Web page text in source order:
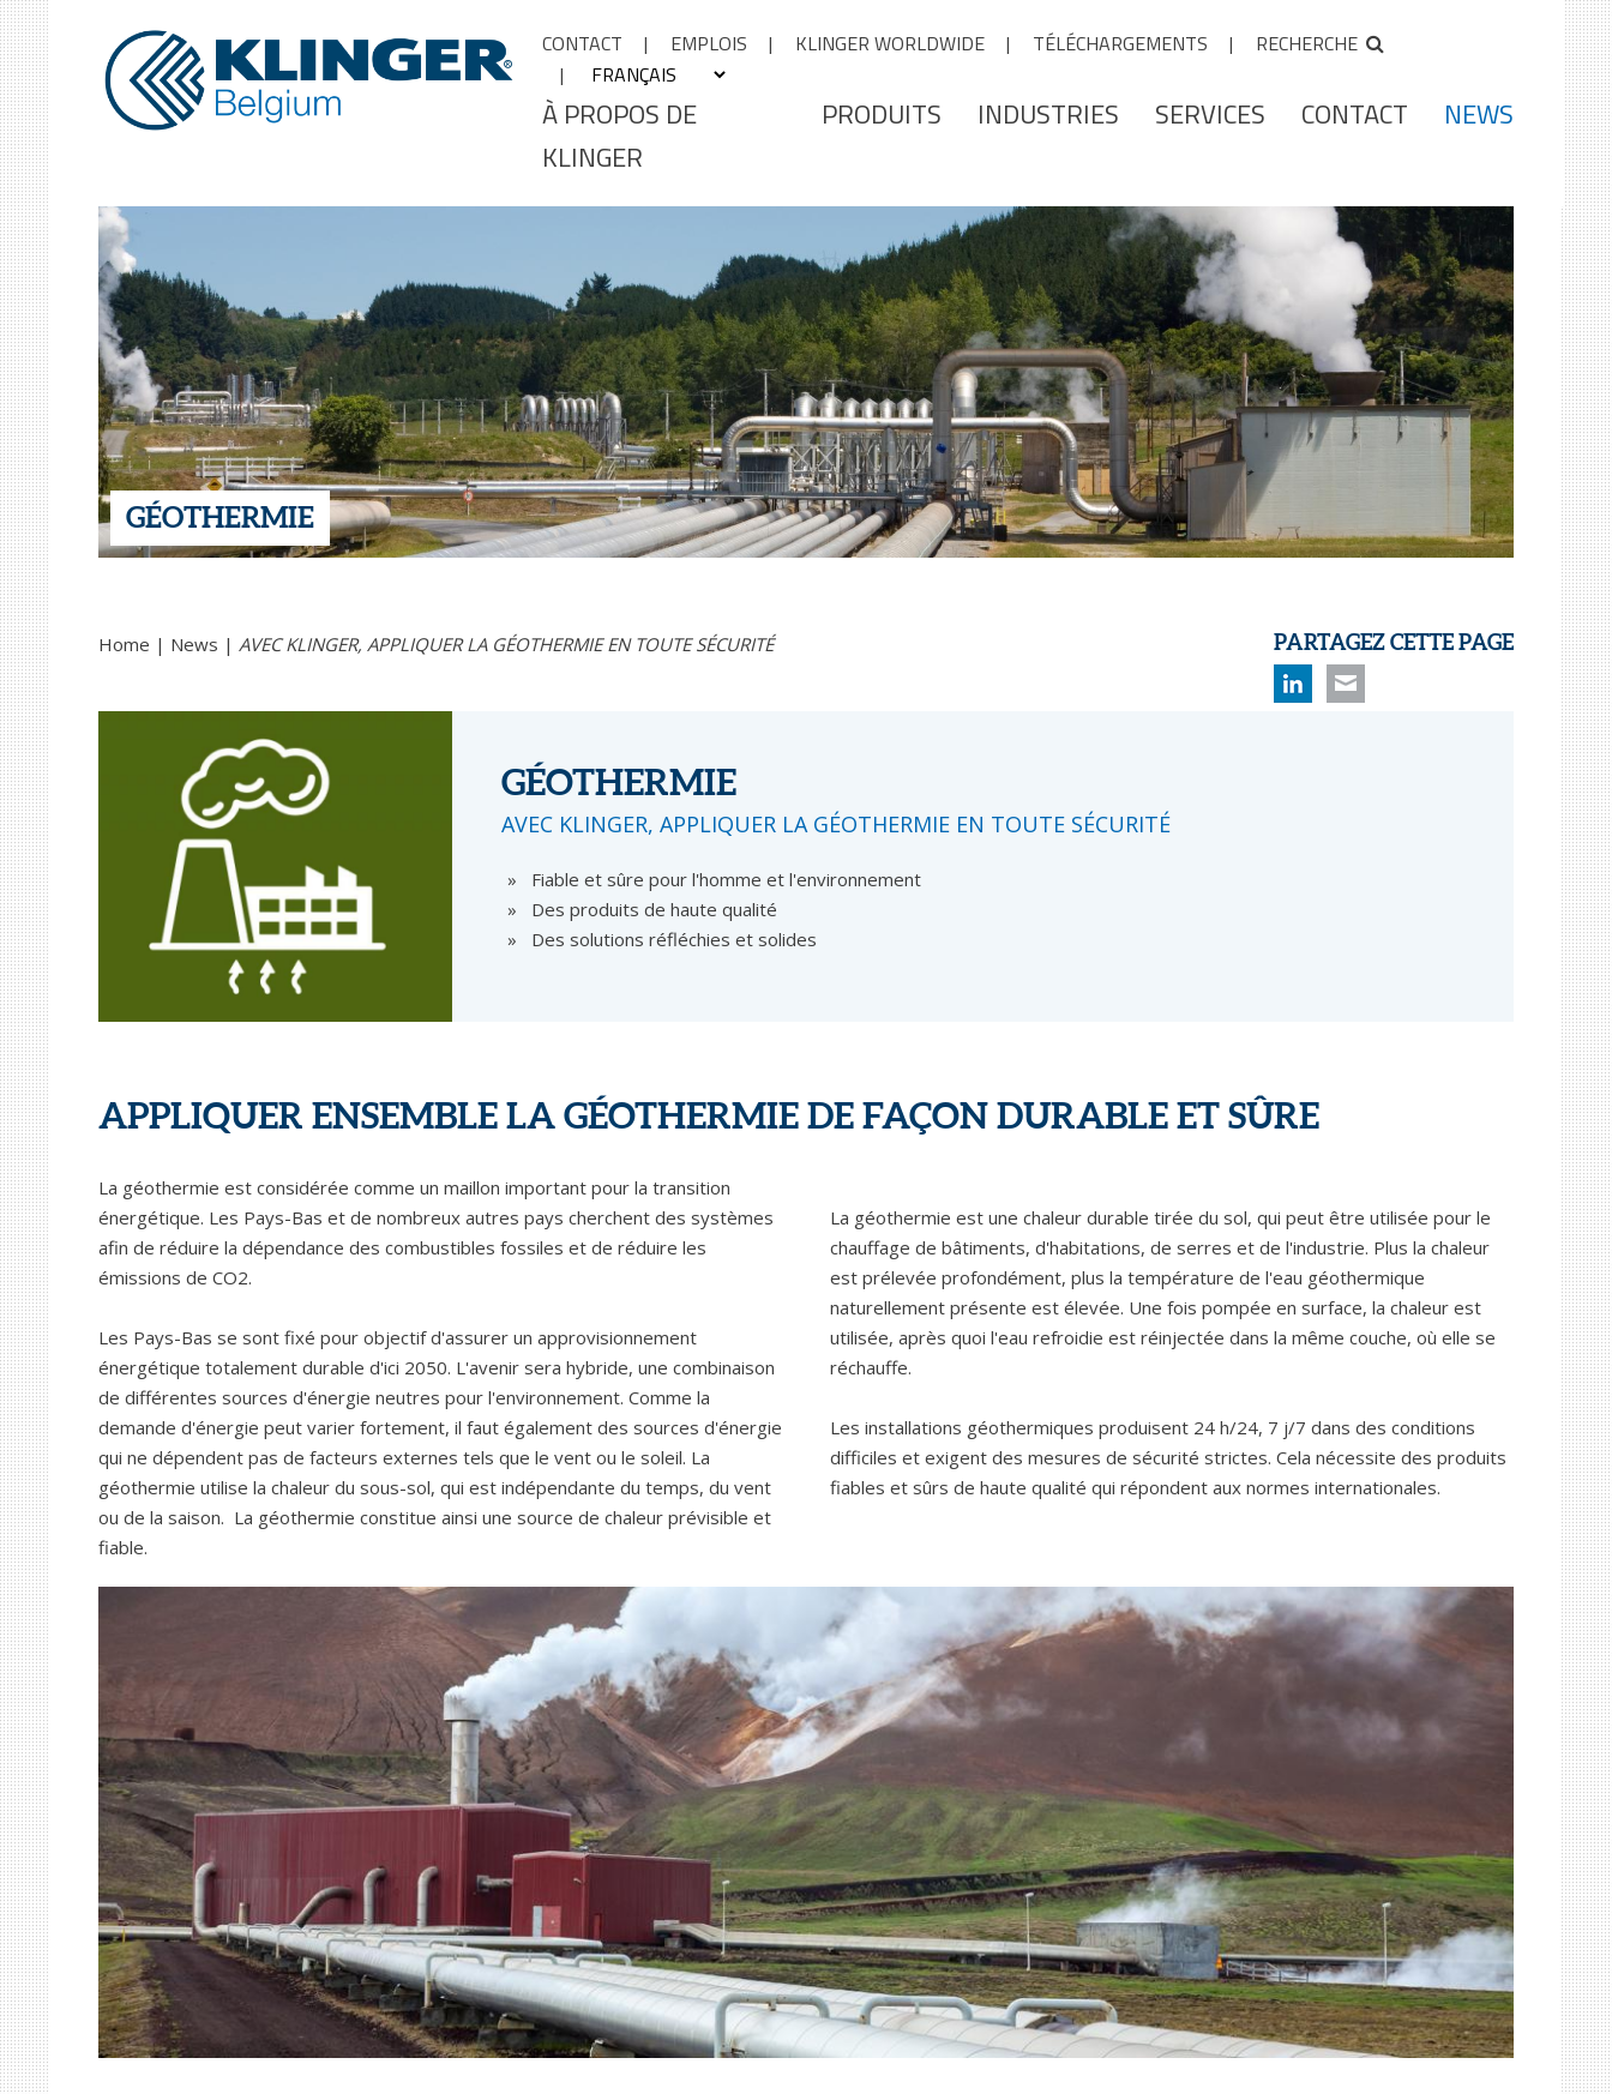
CONTACT EMPLOIS KLINGER WORLDWIDE TÉLÉCHARGEMENTS RECHERCHE
À PROPOS DE
KLINGER
PRODUITS INDUSTRIES SERVICES CONTACT NEWS
GÉOTHERMIE
Home News AVEC KLINGER, APPLIQUER LA GÉOTHERMIE EN TOUTE SÉCURITÉ PARTAGEZ CETTE PAGE
Linkedin
GÉOTHERMIE
AVEC KLINGER, APPLIQUER LA GÉOTHERMIE EN TOUTE SÉCURITÉ
Fiable et sûre pour l'homme et l'environnement
Des produits de haute qualité
Des solutions réfléchies et solides
APPLIQUER ENSEMBLE LA GÉOTHERMIE DE FAÇON DURABLE ET SÛRE
La géothermie est considérée comme un maillon important pour la transition
énergétique. Les Pays-Bas et de nombreux autres pays cherchent des systèmes
afin de réduire la dépendance des combustibles fossiles et de réduire les
émissions de CO2.
Les Pays-Bas se sont fixé pour objectif d'assurer un approvisionnement
énergétique totalement durable d'ici 2050. L'avenir sera hybride, une combinaison
de différentes sources d'énergie neutres pour l'environnement. Comme la
demande d'énergie peut varier fortement, il faut également des sources d'énergie
qui ne dépendent pas de facteurs externes tels que le vent ou le soleil. La
géothermie utilise la chaleur du sous-sol, qui est indépendante du temps, du vent
ou de la saison. La géothermie constitue ainsi une source de chaleur prévisible et
fiable.
La géothermie est une chaleur durable tirée du sol, qui peut être utilisée pour le
chauffage de bâtiments, d'habitations, de serres et de l'industrie. Plus la chaleur
est prélevée profondément, plus la température de l'eau géothermique
naturellement présente est élevée. Une fois pompée en surface, la chaleur est
utilisée, après quoi l'eau refroidie est réinjectée dans la même couche, où elle se
réchauffe.
Les installations géothermiques produisent 24 h/24, 7 j/7 dans des conditions
difficiles et exigent des mesures de sécurité strictes. Cela nécessite des produits
fiables et sûrs de haute qualité qui répondent aux normes internationales.